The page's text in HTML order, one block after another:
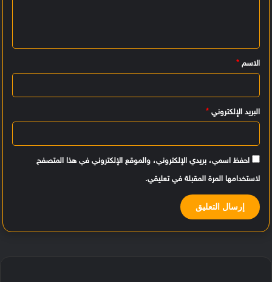
ي
ق
الاسم *
البريد الإلكتروني *
احفظ اسمي، بريدي الإلكتروني، والموقع الإلكتروني في هذا المتصفح
لاستخدامها المرة المقبلة في تعليقي.